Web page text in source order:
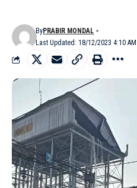
Last Updated: 18/12/2023 4:10 AM
ByPRABIR MONDAL